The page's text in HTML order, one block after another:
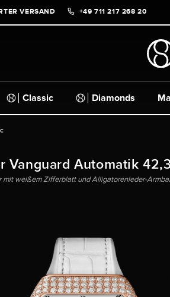
VERSAND +49 711 217 268 20
Classic Diamonds
Vanguard Automatik
mit weißem Zifferblatt und Alligatorenleder-